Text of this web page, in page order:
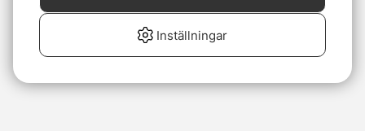
Inställningar